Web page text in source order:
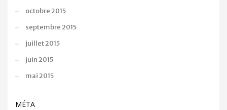
octobre 2015
septembre 2015
juillet 2015
juin 2015
mai 2015
MÉTA